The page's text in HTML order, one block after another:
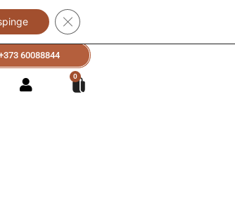
60088833
60088844
0
pentru Uși
Close GDPR Cookie Banner